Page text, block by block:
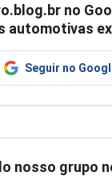
no
automotivas
Seguir no
nosso grupo